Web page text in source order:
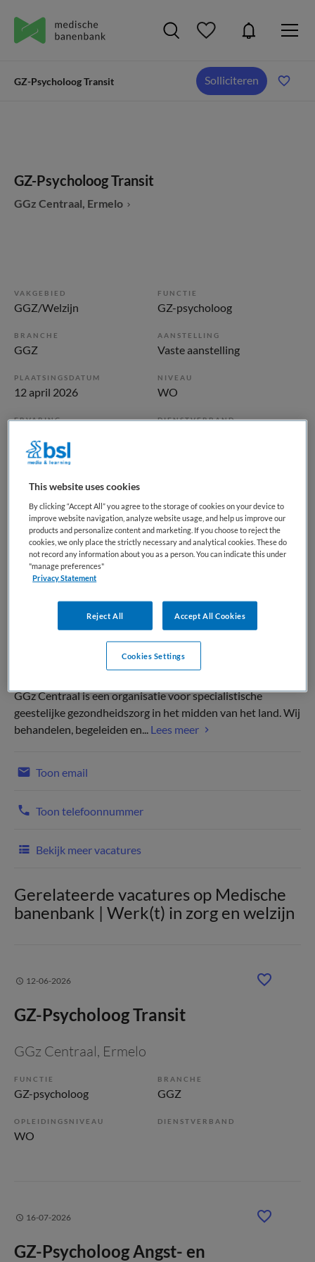
GZ-Psycholoog Transit Solliciteren
GZ-Psycholoog Transit
GGz Centraal, Ermelo
VAKGEBIED
GGZ/Welzijn
FUNCTIE
GZ-psycholoog
BRANCHE
GGZ
AANSTELLING
Vaste aanstelling
PLAATSINGSDATUM
12 april 2026
NIVEAU
WO
ERVARING DIENSTVERBAND
Vacature niet beschikbaar
Deze vacature GZ-Psycholoog Transit bij GGz Centraal is
niet meer actueel. Hieronder staan enkele vergelijkbare
vacatures die voor u wellicht interessant zijn.
GGz Centraal is een organisatie voor specialistische
geestelijke gezondheidszorg in het midden van het land. Wij
behandelen, begeleiden en... Lees meer
Toon email
Toon telefoonnummer
Bekijk meer vacatures
Gerelateerde vacatures op Medische
banenbank | Werk(t) in zorg en welzijn
12-06-2026
GZ-Psycholoog Transit
GGz Centraal, Ermelo
FUNCTIE
GZ-psycholoog
BRANCHE
GGZ
OPLEIDINGSNIVEAU
WO
DIENSTVERBAND
16-07-2026
GZ-Psycholoog Angst- en
This website uses cookies
By clicking “Accept All” you agree to the storage of cookies on your device to
improve website navigation, analyze website usage, and help us improve our
products and personalize content and marketing. If you choose to reject the
cookies, we only place the strictly necessary and analytical cookies. These do
not record any information about you as a person. You can indicate this under
"manage preferences"
Privacy Statement
Reject All Accept All Cookies
Cookies Settings